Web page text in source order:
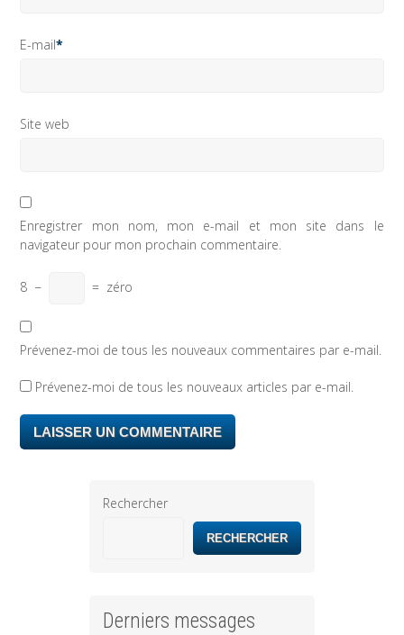
E-mail*
Site web
Enregistrer mon nom, mon e-mail et mon site dans le
navigateur pour mon prochain commentaire.
8 − = zéro
Prévenez-moi de tous les nouveaux commentaires par e-mail.
Prévenez-moi de tous les nouveaux articles par e-mail.
Rechercher
RECHERCHER
Derniers messages